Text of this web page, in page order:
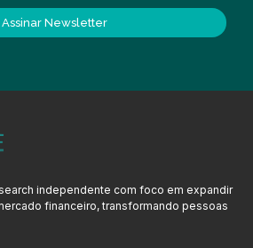
Assinar Newsletter
independente com foco em expandir
financeiro, transformando pessoas